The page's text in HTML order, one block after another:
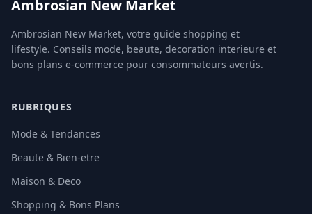
Ambrosian New Market
Ambrosian New Market, votre guide shopping et
lifestyle. Conseils mode, beaute, decoration interieure et
bons plans e-commerce pour consommateurs avertis.
RUBRIQUES
Mode & Tendances
Beaute & Bien-etre
Maison & Deco
Shopping & Bons Plans